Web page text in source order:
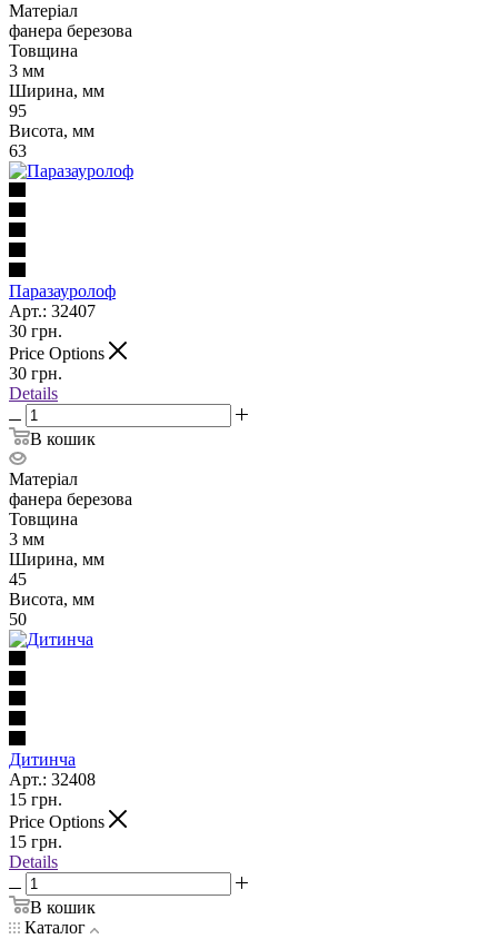
Матеріал
фанера березова
Товщина
3 мм
Ширина, мм
95
Висота, мм
63
Паразауролоф
Арт.: 32407
30 грн.
Price Options
30 грн.
Details
В кошик
Матеріал
фанера березова
Товщина
3 мм
Ширина, мм
45
Висота, мм
50
Дитинча
Арт.: 32408
15 грн.
Price Options
15 грн.
Details
В кошик
Каталог